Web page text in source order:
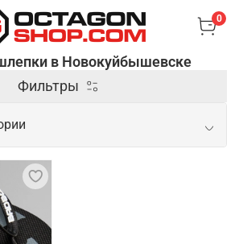
0
в Новокуйбышевске
Фильтры
и шлепки на
– это удобная и практичная
для активного отдыха,